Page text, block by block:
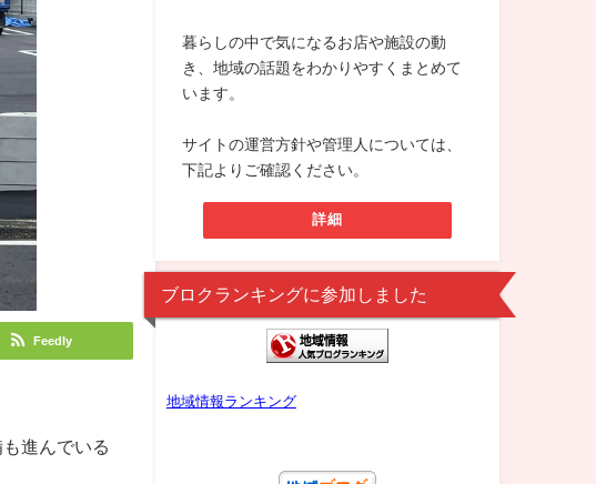
Feedly
進んでいる
暮らしの中で気になるお店や施設の動
き、地域の話題をわかりやすくまとめて
います。
サイトの運営方針や管理人については、
下記よりご確認ください。
詳細
ブロクランキングに参加しました
地域情報ランキング